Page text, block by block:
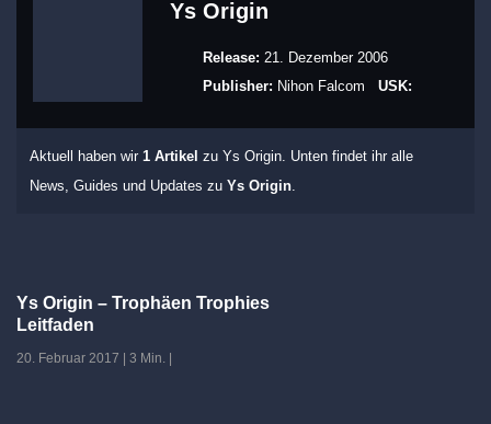
Ys Origin
Release: 21. Dezember 2006
Publisher: Nihon Falcom USK:
Aktuell haben wir 1 Artikel zu Ys Origin. Unten findet ihr alle
News, Guides und Updates zu Ys Origin.
Ys Origin – Trophäen Trophies
Leitfaden
20. Februar 2017 3 Min.